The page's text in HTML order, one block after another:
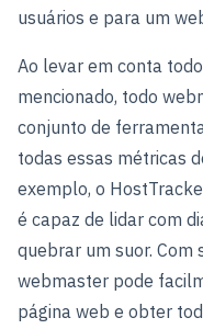
usuários e para um
Ao levar em conta
mencionado, todo
conjunto de
todas essas métricas
exemplo, o
é capaz de lidar com
quebrar um suor. Com
webmaster pode
página web e obter